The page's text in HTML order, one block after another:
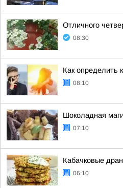
Отличного
08:30
Как определить
08:10
Шоколадная
07:10
Кабачковые
06:10